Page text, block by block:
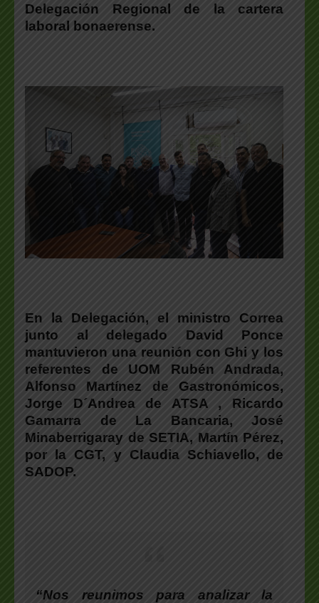
Delegación Regional de la cartera
laboral bonaerense.
En la Delegación, el ministro Correa
junto al delegado David Ponce
mantuvieron una reunión con Ghi y los
referentes de UOM Rubén Andrada,
Alfonso Martínez de Gastronómicos,
Jorge D´Andrea de ATSA , Ricardo
Gamarra de La Bancaria, José
Minaberrigaray de SETIA, Martín Pérez,
por la CGT, y Claudia Schiavello, de
SADOP.
“Nos reunimos para analizar la